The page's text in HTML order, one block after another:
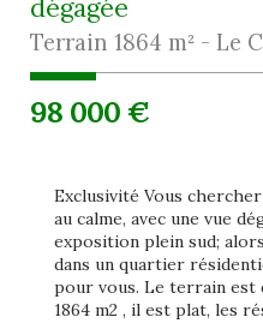
dégagée
Terrain 1864 m² - Le
98 000 €
Exclusivité Vous
au calme, avec une vue
exposition plein sud;
dans un quartier
pour vous. Le terrain est
1864 m2 , il est plat, les